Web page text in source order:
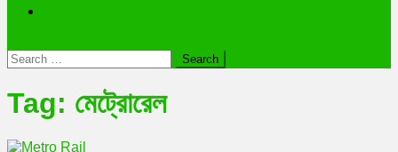
Search
for:
Tag: মেট্রোরেল